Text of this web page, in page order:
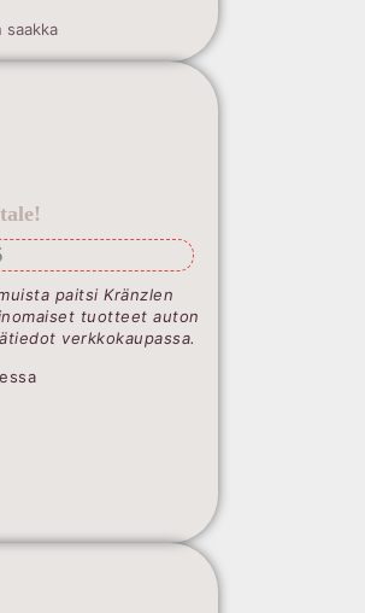
saakka
paitsi Kränzlen
tuotteet auton
verkkokaupassa.